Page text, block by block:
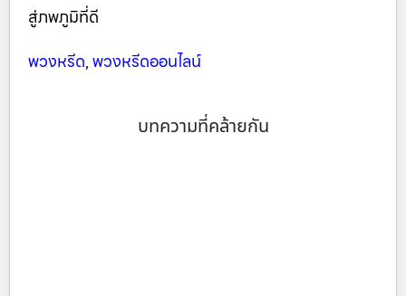
สู่ภพภูมิที่ดี
พวงหรีด,พวงหรีดออนไลน์
บทความที่คล้ายกัน